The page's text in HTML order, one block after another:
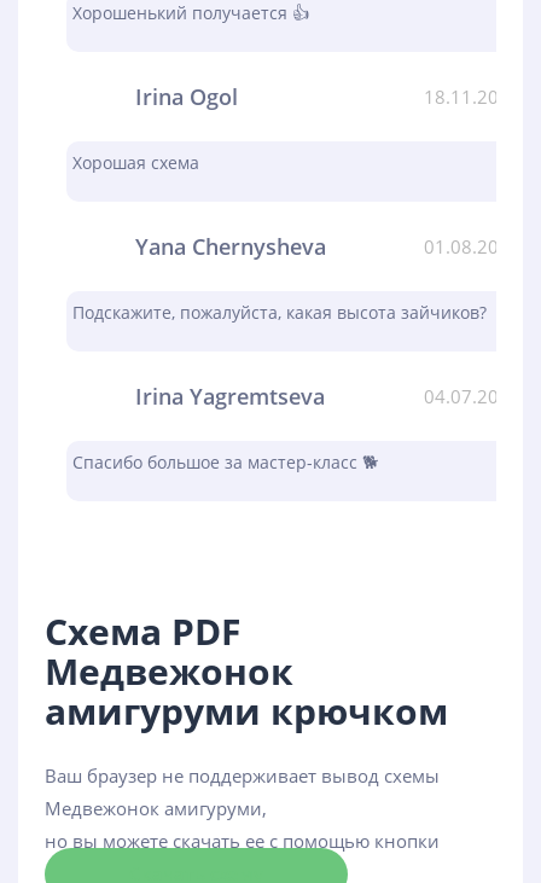
Хорошенький получается 👍
Irina Ogol 18.11.2023
Хорошая схема
Yana Chernysheva 01.08.2023
Подскажите, пожалуйста, какая высота зайчиков?
Irina Yagremtseva 04.07.2023
Спасибо большое за мастер-класс 🐕
Схема PDF
Медвежонок
амигуруми крючком
Ваш браузер не поддерживает вывод схемы
Медвежонок амигуруми,
но вы можете скачать ее с помощью кнопки